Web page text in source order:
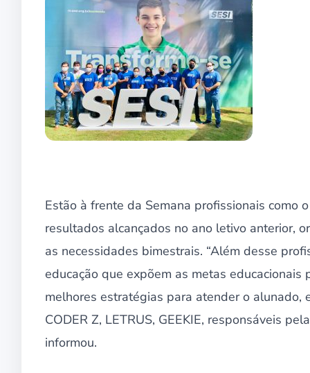
Estão à frente da Semana profissionais como
resultados alcançados no ano letivo anterior,
as necessidades bimestrais. “Além desse
educação que expõem as metas
melhores estratégias para atender o alunado,
CODER Z, LETRUS, GEEKIE, responsáveis
informou.